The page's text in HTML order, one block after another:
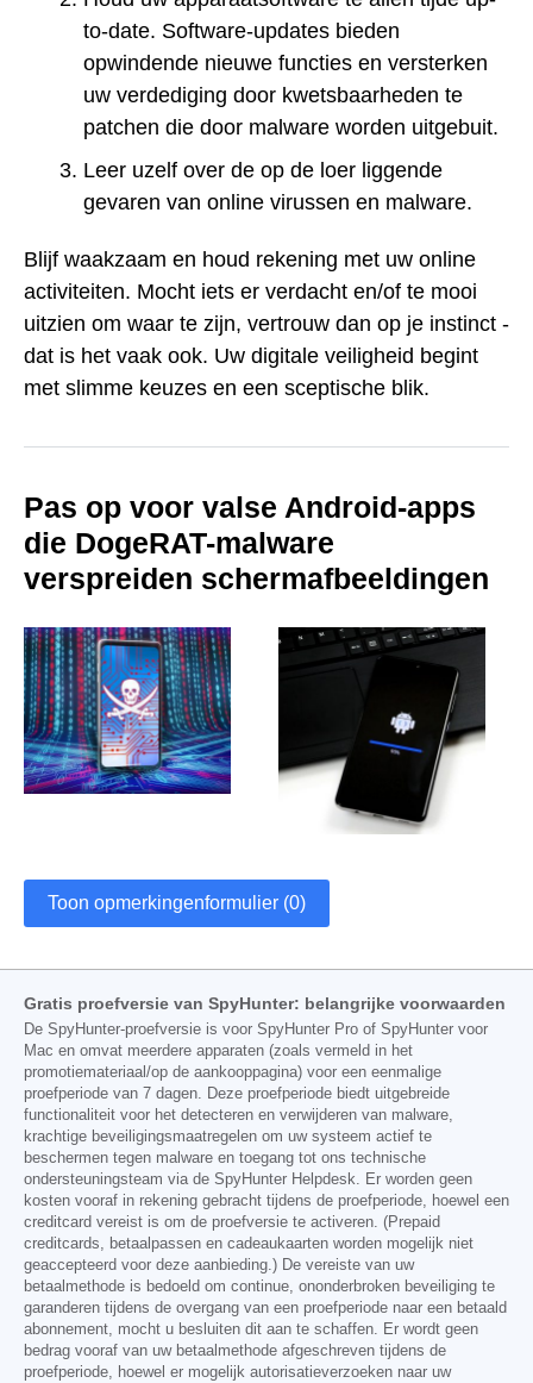
to-date. Software-updates bieden
opwindende nieuwe functies en versterken
uw verdediging door kwetsbaarheden te
patchen die door malware worden uitgebuit.
Leer uzelf over de op de loer liggende
gevaren van online virussen en malware.
Blijf waakzaam en houd rekening met uw online
activiteiten. Mocht iets er verdacht en/of te mooi
uitzien om waar te zijn, vertrouw dan op je instinct -
dat is het vaak ook. Uw digitale veiligheid begint
met slimme keuzes en een sceptische blik.
Pas op voor valse Android-apps
die DogeRAT-malware
verspreiden schermafbeeldingen
Toon opmerkingenformulier (0)
Gratis proefversie van SpyHunter: belangrijke voorwaarden
De SpyHunter-proefversie is voor SpyHunter Pro of SpyHunter voor
Mac en omvat meerdere apparaten (zoals vermeld in het
promotiemateriaal/op de aankooppagina) voor een eenmalige
proefperiode van 7 dagen. Deze proefperiode biedt uitgebreide
functionaliteit voor het detecteren en verwijderen van malware,
krachtige beveiligingsmaatregelen om uw systeem actief te
beschermen tegen malware en toegang tot ons technische
ondersteuningsteam via de SpyHunter Helpdesk. Er worden geen
kosten vooraf in rekening gebracht tijdens de proefperiode, hoewel een
creditcard vereist is om de proefversie te activeren. (Prepaid
creditcards, betaalpassen en cadeaukaarten worden mogelijk niet
geaccepteerd voor deze aanbieding.) De vereiste van uw
betaalmethode is bedoeld om continue, ononderbroken beveiliging te
garanderen tijdens de overgang van een proefperiode naar een betaald
abonnement, mocht u besluiten dit aan te schaffen. Er wordt geen
bedrag vooraf van uw betaalmethode afgeschreven tijdens de
proefperiode, hoewel er mogelijk autorisatieverzoeken naar uw